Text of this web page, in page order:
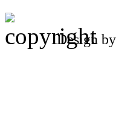
Design by